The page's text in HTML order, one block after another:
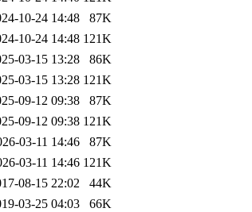
10-24 14:48
87K
10-24 14:48 121K
03-15 13:28
86K
03-15 13:28 121K
09-12 09:38
87K
09-12 09:38 121K
03-11 14:46
87K
03-11 14:46 121K
08-15 22:02
44K
03-25 04:03
66K